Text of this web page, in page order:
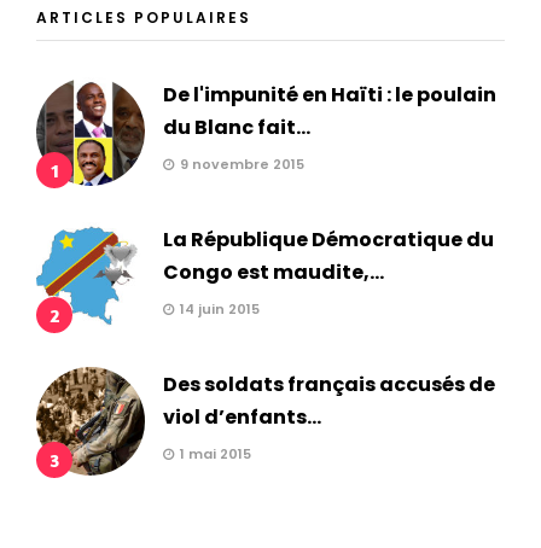
ARTICLES POPULAIRES
1
De l'impunité en Haïti : le poulain
du Blanc fait...
9 novembre 2015
2
La République Démocratique du
Congo est maudite,...
14 juin 2015
3
Des soldats français accusés de
viol d’enfants...
1 mai 2015